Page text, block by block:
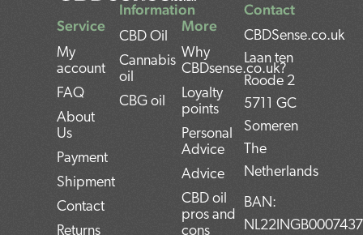
Contact
CBDSense.co.uk
Laan ten
Roode 2
5711 GC
Someren
The
Netherlands
BAN:
Service
My
account
FAQ
About
Us
Payment
Shipment
Contact
Returns
Information
CBD Oil
Cannabis
oil
CBG oil
More
Why
CBDsense.co.uk?
Loyalty
points
Personal
Advice
Advice
CBD oil
pros and
cons